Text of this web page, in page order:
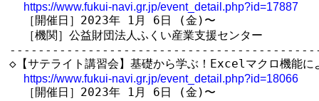
https://www.fukui-navi.gr.jp/event_detail.php?id=17887
  ［開催日］2023年 1月 6日 (金)〜
  ［機関］公益財団法人ふくい産業支援センター
◇【サテライト講習会】基礎から学ぶ！Excelマクロ機能に
https://www.fukui-navi.gr.jp/event_detail.php?id=18066
  ［開催日］2023年 1月 6日 (金)〜